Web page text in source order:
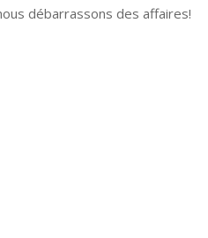
débarrassons des affaires!